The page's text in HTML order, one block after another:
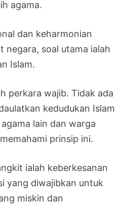
agama.
dan keharmonian
negara, soal utama ialah
Islam.
perkara wajib. Tidak ada
kedudukan Islam
lain dan warga
prinsip ini.
ialah keberkesanan
yang diwajibkan untuk
miskin dan